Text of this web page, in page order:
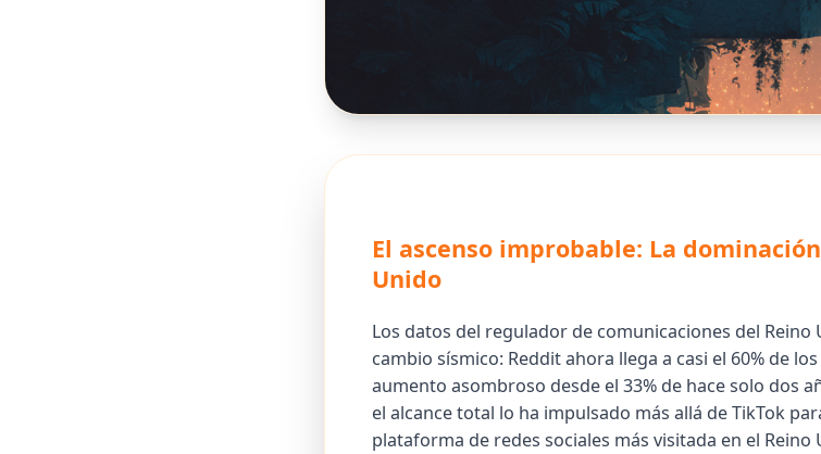
El ascenso improbable: La
Unido
Los datos del regulador de comunicaciones del Reino
cambio sísmico: Reddit ahora llega a casi el 60% de
aumento asombroso desde el 33% de hace solo dos
el alcance total lo ha impulsado más allá de TikTok
plataforma de redes sociales más visitada en el